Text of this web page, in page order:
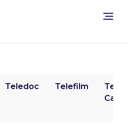
Teledoc Telefilm